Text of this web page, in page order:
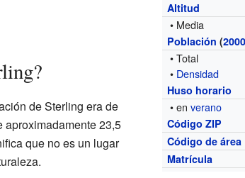
Altitud
• Media
Población (
• Total
• Densidad
Huso horario
• enverano
Código ZIP
Código de área
Matrícula
de Sterling era de
23,5
que no es un lugar